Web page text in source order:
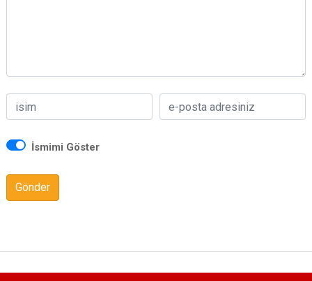
İsmimi Göster
Gönder